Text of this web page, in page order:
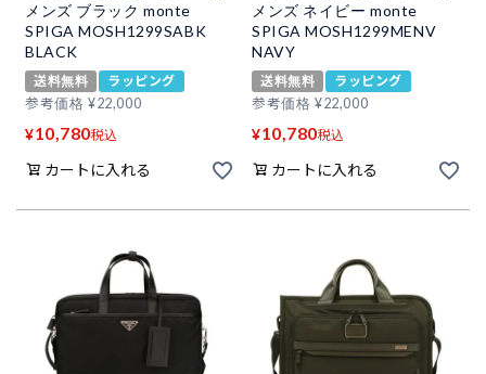
メンズ ブラック monte
SPIGA MOSH1299SABK
BLACK
送料無料
ラッピング
参考価格 ¥22,000
¥10,780税込
カートに入れる
メンズ ネイビー monte
SPIGA MOSH1299MENV
NAVY
送料無料
ラッピング
参考価格 ¥22,000
¥10,780税込
カートに入れる